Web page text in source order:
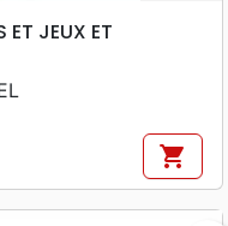
ET JEUX ET
shopping_cart